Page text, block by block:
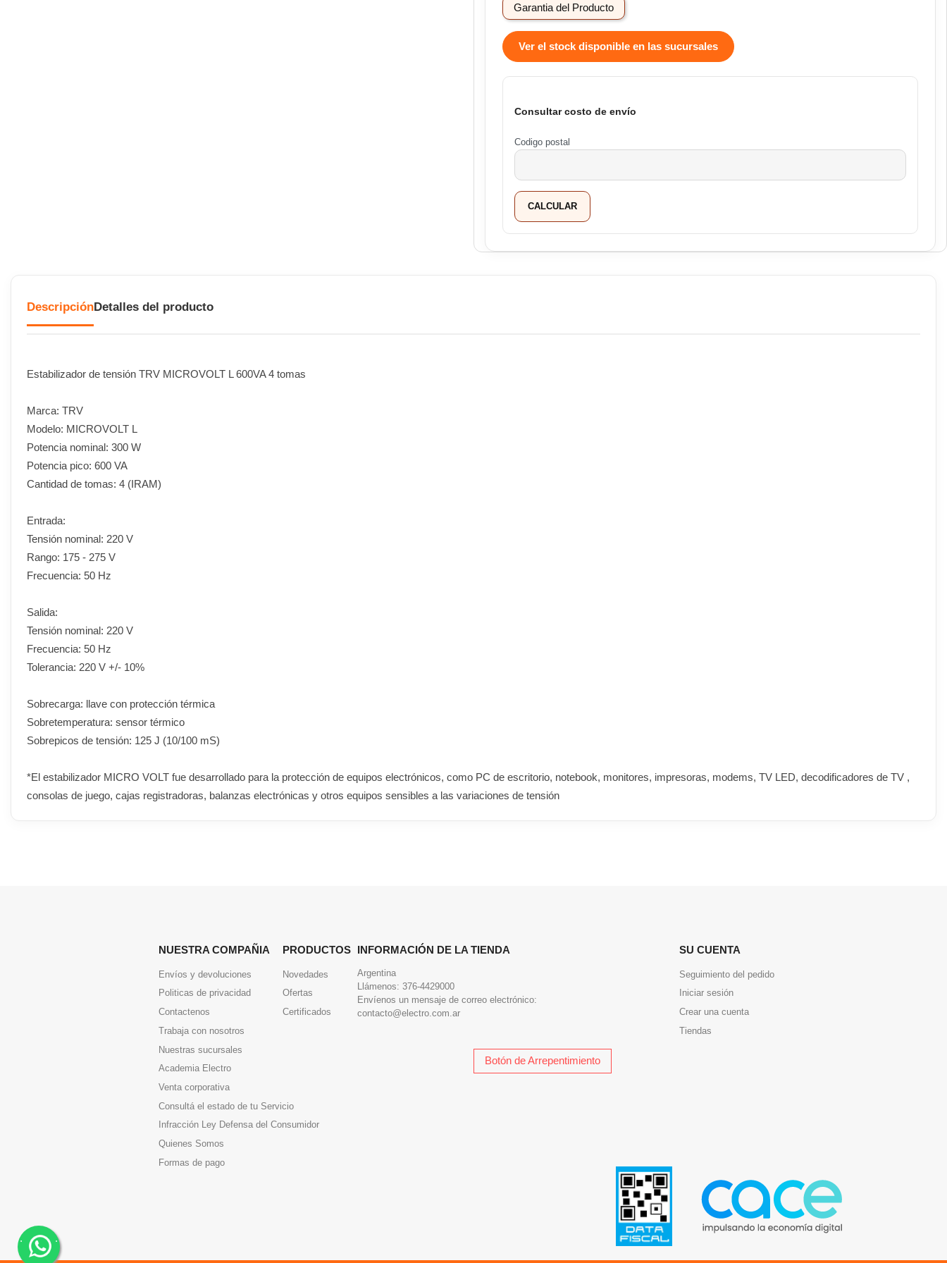
Garantia del Producto
Ver el stock disponible en las sucursales
Consultar costo de envío
Codigo postal
CALCULAR
DescripciónDetalles del producto
Estabilizador de tensión TRV MICROVOLT L 600VA 4 tomas
Marca: TRV
Modelo: MICROVOLT L
Potencia nominal: 300 W
Potencia pico: 600 VA
Cantidad de tomas: 4 (IRAM)
Entrada:
Tensión nominal: 220 V
Rango: 175 - 275 V
Frecuencia: 50 Hz
Salida:
Tensión nominal: 220 V
Frecuencia: 50 Hz
Tolerancia: 220 V +/- 10%
Sobrecarga: llave con protección térmica
Sobretemperatura: sensor térmico
Sobrepicos de tensión: 125 J (10/100 mS)
*El estabilizador MICRO VOLT fue desarrollado para la protección de equipos electrónicos, como PC de escritorio, notebook, monitores, impresoras, modems, TV LED, decodificadores de TV ,
consolas de juego, cajas registradoras, balanzas electrónicas y otros equipos sensibles a las variaciones de tensión
NUESTRA COMPAÑIA
Envíos y devoluciones
Politicas de privacidad
Contactenos
Trabaja con nosotros
Nuestras sucursales
Academia Electro
Venta corporativa
Consultá el estado de tu Servicio
Infracción Ley Defensa del Consumidor
Quienes Somos
Formas de pago
PRODUCTOS
Novedades
Ofertas
Certificados
INFORMACIÓN DE LA TIENDA
Argentina
Llámenos: 376-4429000
Envíenos un mensaje de correo electrónico:
contacto@electro.com.ar
SU CUENTA
Seguimiento del pedido
Iniciar sesión
Crear una cuenta
Tiendas
Botón de Arrepentimiento
. .